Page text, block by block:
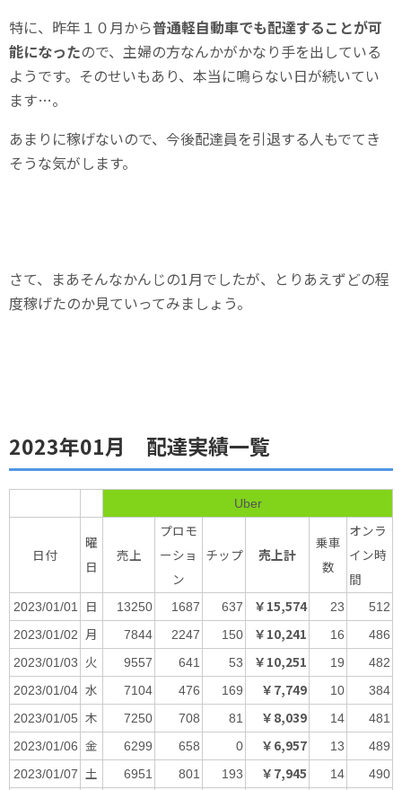
特に、昨年１０月から普通軽自動車でも配達することが可
能になったので、主婦の方なんかがかなり手を出している
ようです。そのせいもあり、本当に鳴らない日が続いてい
ます…。
あまりに稼げないので、今後配達員を引退する人もでてき
そうな気がします。
さて、まあそんなかんじの1月でしたが、とりあえずどの程
度稼げたのか見ていってみましょう。
2023年01月 配達実績一覧
Uber
日付
曜
日
売上
プロモ
ーショ
ン
チップ 売上計
乗車
数
オンラ
イン時
間
2023/01/01 日 13250 1687 637 ￥15,574 23 512
2023/01/02 月 7844 2247 150 ￥10,241 16 486
2023/01/03 火 9557 641 53 ￥10,251 19 482
2023/01/04 水 7104 476 169 ￥7,749 10 384
2023/01/05 木 7250 708 81 ￥8,039 14 481
2023/01/06 金 6299 658 0 ￥6,957 13 489
2023/01/07 土 6951 801 193 ￥7,945 14 490